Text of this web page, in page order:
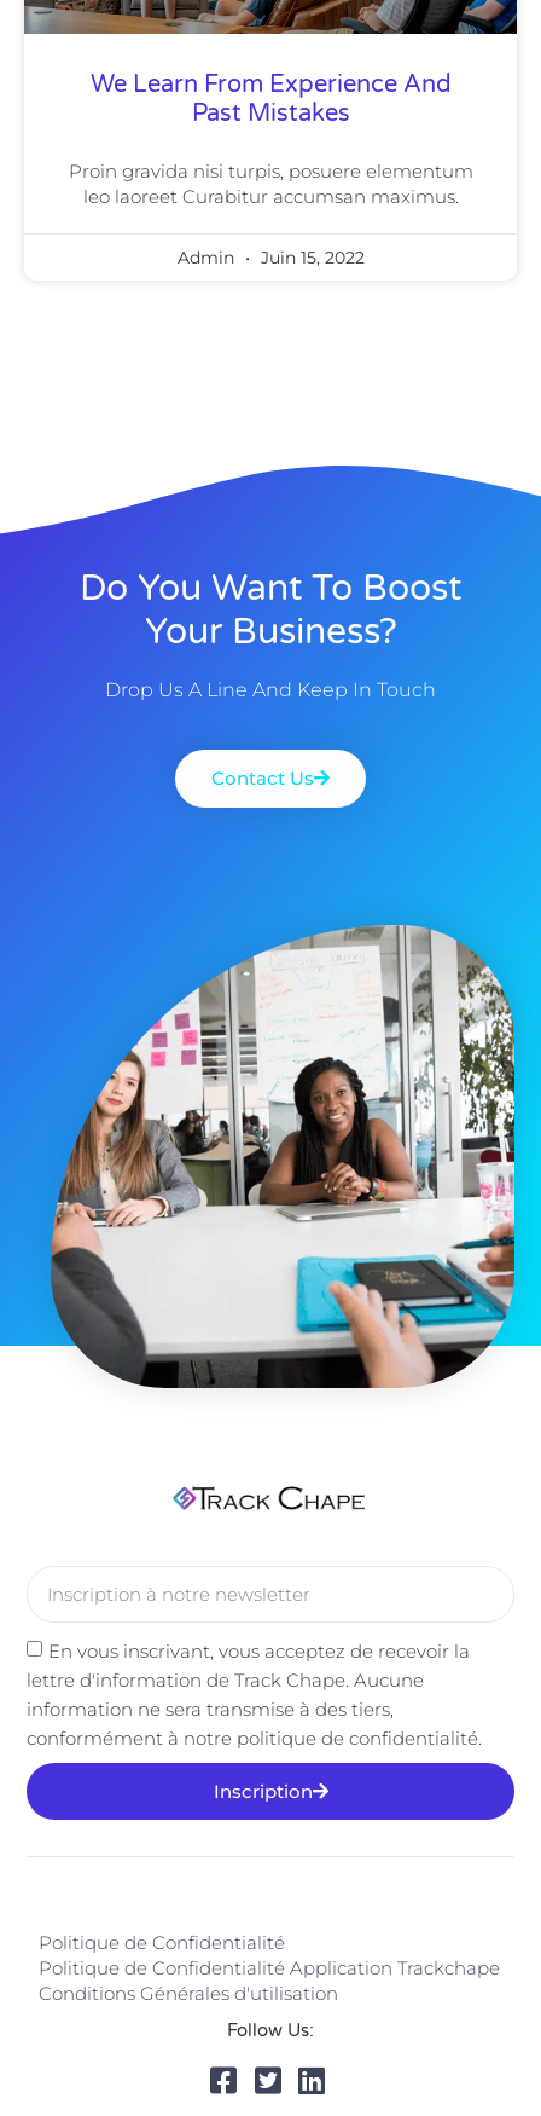
We Learn From Experience And
Past Mistakes
Proin gravida nisi turpis, posuere elementum
leo laoreet Curabitur accumsan maximus.
Admin Juin 15, 2022
Do You Want To Boost
Your Business?
Drop Us A Line And Keep In Touch
Contact Us
En vous inscrivant, vous acceptez de recevoir la
lettre d'information de Track Chape. Aucune
information ne sera transmise à des tiers,
conformément à notre politique de confidentialité.
Inscription
Politique de Confidentialité
Politique de Confidentialité Application Trackchape
Conditions Générales d'utilisation
Follow Us: